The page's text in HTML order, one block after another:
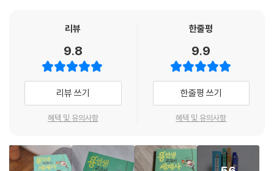
리뷰
9.8
리뷰 쓰기
혜택 및 유의사항
한줄평
9.9
한줄평 쓰기
혜택 및 유의사항